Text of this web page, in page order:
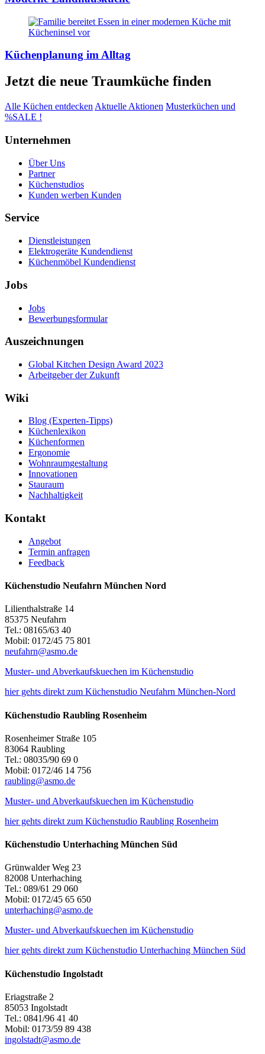
Küchenplanung im Alltag
Jetzt die neue Traumküche finden
Alle Küchen entdecken Aktuelle Aktionen Musterküchen und
%SALE !
Unternehmen
Über Uns
Partner
Küchenstudios
Kunden werben Kunden
Service
Dienstleistungen
Elektrogeräte Kundendienst
Küchenmöbel Kundendienst
Jobs
Jobs
Bewerbungsformular
Auszeichnungen
Global Kitchen Design Award 2023
Arbeitgeber der Zukunft
Wiki
Blog (Experten-Tipps)
Küchenlexikon
Küchenformen
Ergonomie
Wohnraumgestaltung
Innovationen
Stauraum
Nachhaltigkeit
Kontakt
Angebot
Termin anfragen
Feedback
Küchenstudio Neufahrn München Nord
Lilienthalstraße 14
85375 Neufahrn
Tel.: 08165/63 40
Mobil: 0172/45 75 801
neufahrn@asmo.de
Muster- und Abverkaufskuechen im Küchenstudio
hier gehts direkt zum Küchenstudio Neufahrn München-Nord
Küchenstudio Raubling Rosenheim
Rosenheimer Straße 105
83064 Raubling
Tel.: 08035/90 69 0
Mobil: 0172/46 14 756
raubling@asmo.de
Muster- und Abverkaufskuechen im Küchenstudio
hier gehts direkt zum Küchenstudio Raubling Rosenheim
Küchenstudio Unterhaching München Süd
Grünwalder Weg 23
82008 Unterhaching
Tel.: 089/61 29 060
Mobil: 0172/45 65 650
unterhaching@asmo.de
Muster- und Abverkaufskuechen im Küchenstudio
hier gehts direkt zum Küchenstudio Unterhaching München Süd
Küchenstudio Ingolstadt
Eriagstraße 2
85053 Ingolstadt
Tel.: 0841/96 41 40
Mobil: 0173/59 89 438
ingolstadt@asmo.de